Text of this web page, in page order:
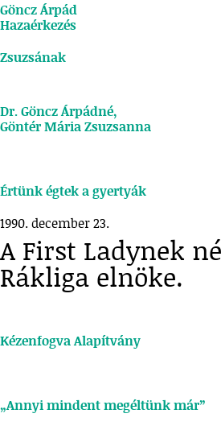
Göncz Árpád
Hazaérkezés
Zsuzsának
Dr. Göncz Árpádné,
Göntér Mária Zsuzsanna
Értünk égtek a gyertyák
1990. december 23.
A First Ladynek
Rákliga elnöke.
Kézenfogva Alapítvány
„Annyi mindent megéltünk már”